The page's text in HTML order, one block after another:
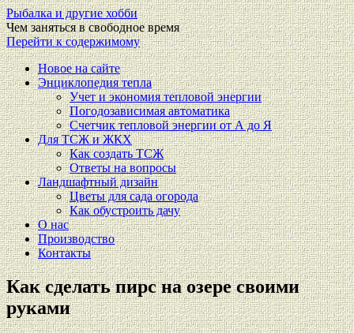
Рыбалка и другие хобби
Чем заняться в свободное время
Перейти к содержимому
Новое на сайте
Энциклопедия тепла
Учет и экономия тепловой энергии
Погодозависимая автоматика
Счетчик тепловой энергии от А до Я
Для ТСЖ и ЖКХ
Как создать ТСЖ
Ответы на вопросы
Ландшафтный дизайн
Цветы для сада огорода
Как обустроить дачу
О нас
Производство
Контакты
Как сделать пирс на озере своими
руками